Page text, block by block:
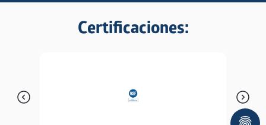
Certificaciones: